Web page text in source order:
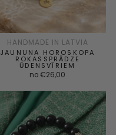
HANDMADE IN LATVIA
JAUNUNA HOROSKOPA
ROKASSPRĀDZE
ŪDENSVĪRIEM
no €26,00